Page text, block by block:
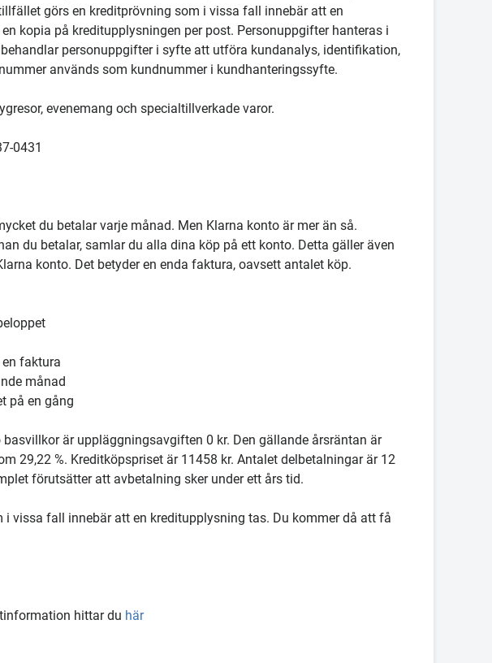
görs en kreditprövning som i vissa fall innebär att en
kopia på kreditupplysningen per post. Personuppgifter hanteras i
personuppgifter i syfte att utföra kundanalys, identifikation,
används som kundnummer i kundhanteringssyfte.
evenemang och specialtillverkade varor.
0431
du betalar varje månad. Men Klarna konto är mer än så.
du betalar, samlar du alla dina köp på ett konto. Detta gäller även
konto. Det betyder en enda faktura, oavsett antalet köp.
faktura
månad
på en gång
är uppläggningsavgiften 0 kr. Den gällande årsräntan är
29,22 %. Kreditköpspriset är 11458 kr. Antalet delbetalningar är 12
förutsätter att avbetalning sker under ett års tid.
vissa fall innebär att en kreditupplysning tas. Du kommer då att få
hittar du här